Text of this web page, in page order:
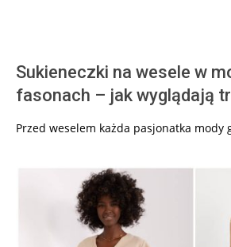
Sukieneczki na wesele w
fasonach – jak wyglądają
Przed weselem każda pasjonatka mody